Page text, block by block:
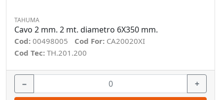
TAHUMA
Cavo 2 mm. 2 mt. diametro 6X350 mm.
Cod: 00498005 Cod For: CA20020XI
Cod Tec: TH.201.200
− +